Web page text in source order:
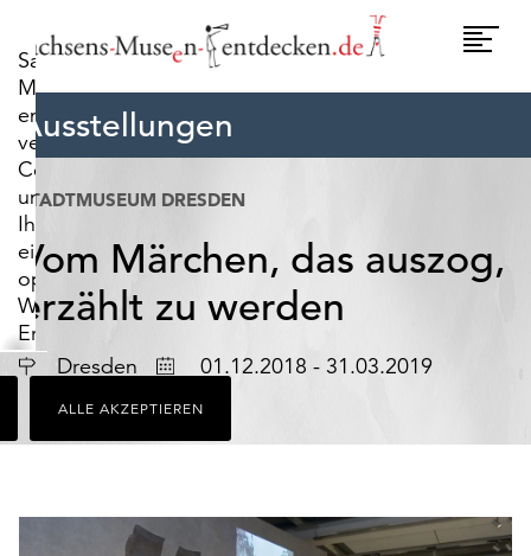
Sachsens-
Museen-
entdecken.de
verwendet
Cookies,
um
Ihnen
ein
optimales
Webseiten-
Erlebnis
zu
bieten.
Dazu
zählen
für
ALLE AKZEPTIEREN
Ausstellungen
STADTMUSEUM DRESDEN
Vom Märchen, das auszog,
erzählt zu werden
Ort Dresden Datum01.12.2018 - 31.03.2019